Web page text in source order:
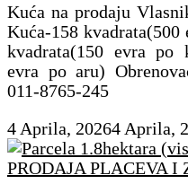
Kuća na prodaju
Kuća-158 kvadrata(500
kvadrata(150 evra po
evra po aru)
011-8765-245
4 Aprila, 20264 Aprila,
PRODAJA PLACEVA I